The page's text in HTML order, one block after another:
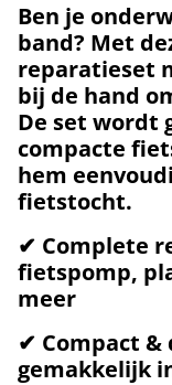
Ben je
band? Met
reparatieset
bij de hand
De set wordt
compacte
hem
fietstocht.
✔ Complete
fietspomp,
meer
✔ Compact &
gemakkelijk